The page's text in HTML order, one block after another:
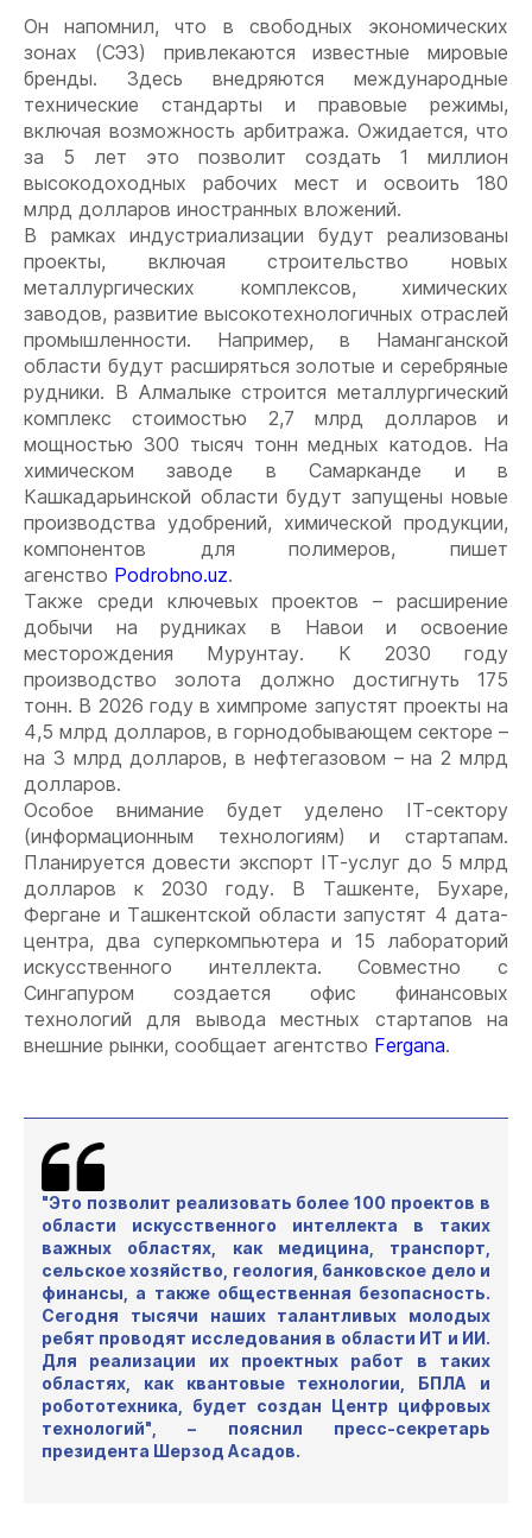
Он напомнил, что в свободных экономических
зонах (СЭЗ) привлекаются известные мировые
бренды. Здесь внедряются международные
технические стандарты и правовые режимы,
включая возможность арбитража. Ожидается, что
за 5 лет это позволит создать 1 миллион
высокодоходных рабочих мест и освоить 180
млрд долларов иностранных вложений.
В рамках индустриализации будут реализованы
проекты, включая строительство новых
металлургических комплексов, химических
заводов, развитие высокотехнологичных отраслей
промышленности. Например, в Наманганской
области будут расширяться золотые и серебряные
рудники. В Алмалыке строится металлургический
комплекс стоимостью 2,7 млрд долларов и
мощностью 300 тысяч тонн медных катодов. На
химическом заводе в Самарканде и в
Кашкадарьинской области будут запущены новые
производства удобрений, химической продукции,
компонентов для полимеров, пишет
агенство Podrobno.uz.
Также среди ключевых проектов – расширение
добычи на рудниках в Навои и освоение
месторождения Мурунтау. К 2030 году
производство золота должно достигнуть 175
тонн. В 2026 году в химпроме запустят проекты на
4,5 млрд долларов, в горнодобывающем секторе –
на 3 млрд долларов, в нефтегазовом – на 2 млрд
долларов.
Особое внимание будет уделено IT-сектору
(информационным технологиям) и стартапам.
Планируется довести экспорт IT-услуг до 5 млрд
долларов к 2030 году. В Ташкенте, Бухаре,
Фергане и Ташкентской области запустят 4 дата-
центра, два суперкомпьютера и 15 лабораторий
искусственного интеллекта. Совместно с
Сингапуром создается офис финансовых
технологий для вывода местных стартапов на
внешние рынки, сообщает агентство Fergana.
"Это позволит реализовать более 100 проектов в
области искусственного интеллекта в таких
важных областях, как медицина, транспорт,
сельское хозяйство, геология, банковское дело и
финансы, а также общественная безопасность.
Сегодня тысячи наших талантливых молодых
ребят проводят исследования в области ИТ и ИИ.
Для реализации их проектных работ в таких
областях, как квантовые технологии, БПЛА и
робототехника, будет создан Центр цифровых
технологий", – пояснил пресс-секретарь
президента Шерзод Асадов.